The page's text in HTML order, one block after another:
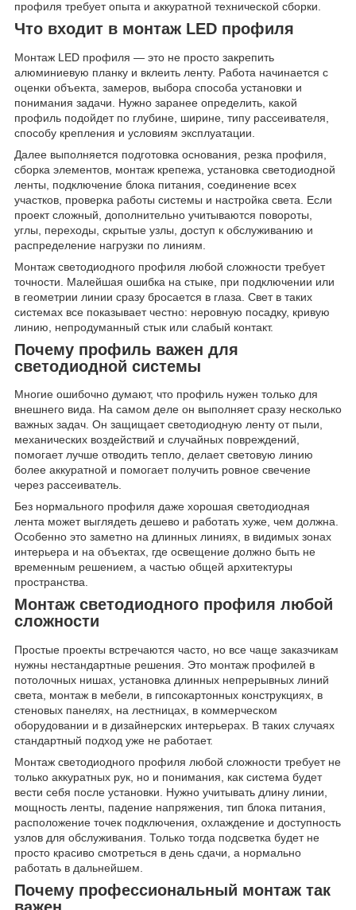
профиля требует опыта и аккуратной технической сборки.
Что входит в монтаж LED профиля
Монтаж LED профиля — это не просто закрепить
алюминиевую планку и вклеить ленту. Работа начинается с
оценки объекта, замеров, выбора способа установки и
понимания задачи. Нужно заранее определить, какой
профиль подойдет по глубине, ширине, типу рассеивателя,
способу крепления и условиям эксплуатации.
Далее выполняется подготовка основания, резка профиля,
сборка элементов, монтаж крепежа, установка светодиодной
ленты, подключение блока питания, соединение всех
участков, проверка работы системы и настройка света. Если
проект сложный, дополнительно учитываются повороты,
углы, переходы, скрытые узлы, доступ к обслуживанию и
распределение нагрузки по линиям.
Монтаж светодиодного профиля любой сложности требует
точности. Малейшая ошибка на стыке, при подключении или
в геометрии линии сразу бросается в глаза. Свет в таких
системах все показывает честно: неровную посадку, кривую
линию, непродуманный стык или слабый контакт.
Почему профиль важен для
светодиодной системы
Многие ошибочно думают, что профиль нужен только для
внешнего вида. На самом деле он выполняет сразу несколько
важных задач. Он защищает светодиодную ленту от пыли,
механических воздействий и случайных повреждений,
помогает лучше отводить тепло, делает световую линию
более аккуратной и помогает получить ровное свечение
через рассеиватель.
Без нормального профиля даже хорошая светодиодная
лента может выглядеть дешево и работать хуже, чем должна.
Особенно это заметно на длинных линиях, в видимых зонах
интерьера и на объектах, где освещение должно быть не
временным решением, а частью общей архитектуры
пространства.
Монтаж светодиодного профиля любой
сложности
Простые проекты встречаются часто, но все чаще заказчикам
нужны нестандартные решения. Это монтаж профилей в
потолочных нишах, установка длинных непрерывных линий
света, монтаж в мебели, в гипсокартонных конструкциях, в
стеновых панелях, на лестницах, в коммерческом
оборудовании и в дизайнерских интерьерах. В таких случаях
стандартный подход уже не работает.
Монтаж светодиодного профиля любой сложности требует не
только аккуратных рук, но и понимания, как система будет
вести себя после установки. Нужно учитывать длину линии,
мощность ленты, падение напряжения, тип блока питания,
расположение точек подключения, охлаждение и доступность
узлов для обслуживания. Только тогда подсветка будет не
просто красиво смотреться в день сдачи, а нормально
работать в дальнейшем.
Почему профессиональный монтаж так